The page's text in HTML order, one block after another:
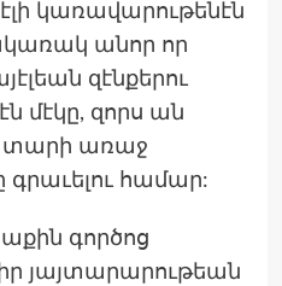
կառավարութենէն
անոր որ
զէնքերու
մէկը, զորս ան
տարի առաջ
համար:
գործոց
յայտարարութեան